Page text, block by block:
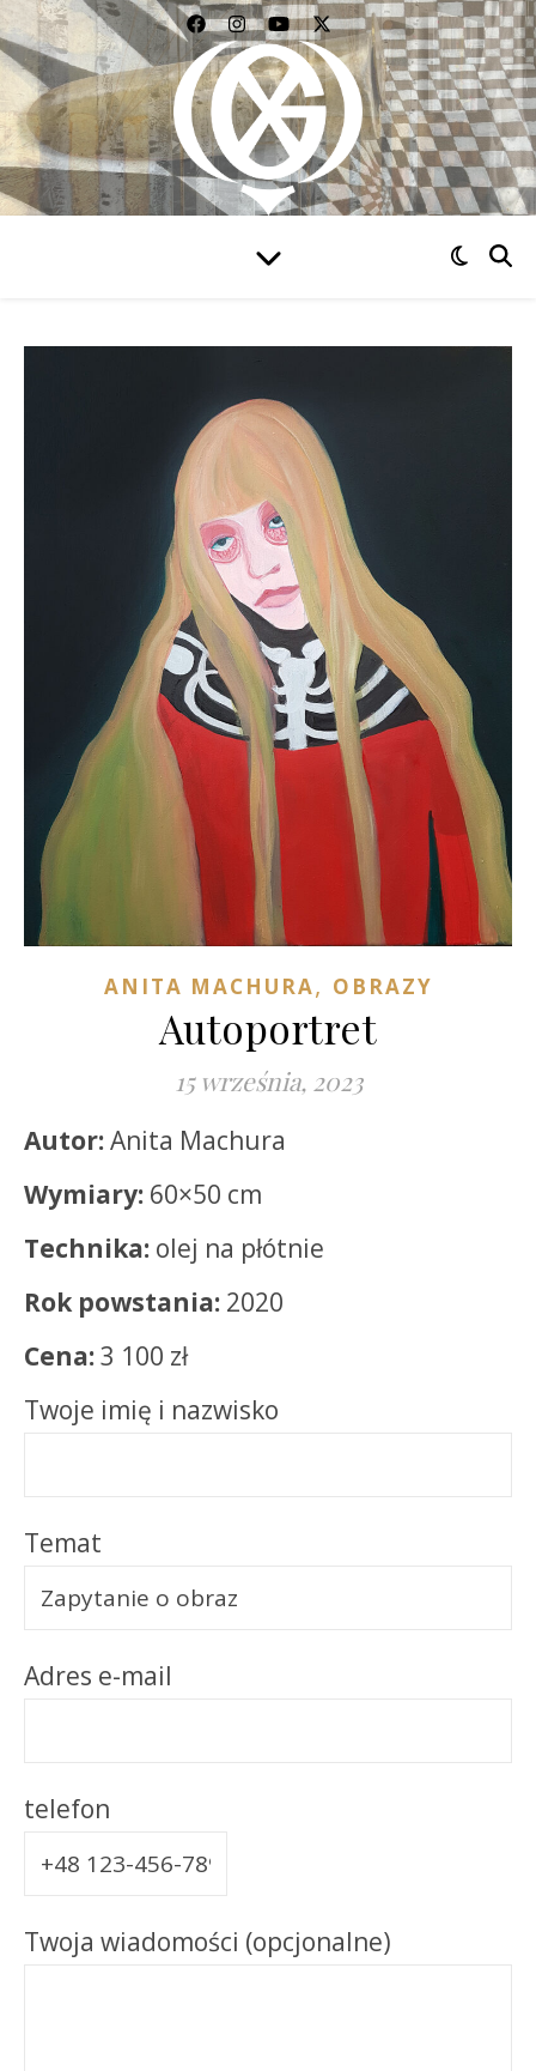
WIDZIEĆ WSZYSTKO
ANITA MACHURA, OBRAZY
Autoportret
15 września, 2023
Autor:Anita Machura
Wymiary: 60×50 cm
Technika: olej na płótnie
Rok powstania: 2020
Cena:3 100 zł
Twoje imię i nazwisko
Temat
Adres e-mail
telefon
Twoja wiadomości (opcjonalne)